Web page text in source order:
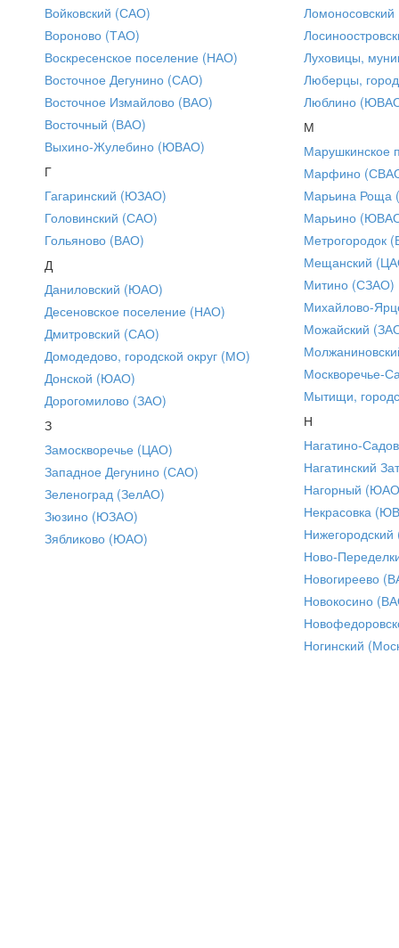
Войковский (САО)
Вороново (ТАО)
Воскресенское поселение (НАО)
Восточное Дегунино (САО)
Восточное Измайлово (ВАО)
Восточный (ВАО)
Выхино-Жулебино (ЮВАО)
Г
Гагаринский (ЮЗАО)
Головинский (САО)
Гольяново (ВАО)
Д
Даниловский (ЮАО)
Десеновское поселение (НАО)
Дмитровский (САО)
Домодедово, городской округ (МО)
Донской (ЮАО)
Дорогомилово (ЗАО)
З
Замоскворечье (ЦАО)
Западное Дегунино (САО)
Зеленоград (ЗелАО)
Зюзино (ЮЗАО)
Зябликово (ЮАО)
Луховицы,
Люберцы,
Люблино
М
Марушкинское
Марфино
Марьина Роща
Марьино
Метрогородок
Мещанский
Митино (СЗАО)
Михайлово-
Можайский
Москворечье-
Мытищи,
Н
Нагатино-
Нагатинский
Нагорный
Некрасовка
Ново-
Новогиреево
Новокосино
Ногинский